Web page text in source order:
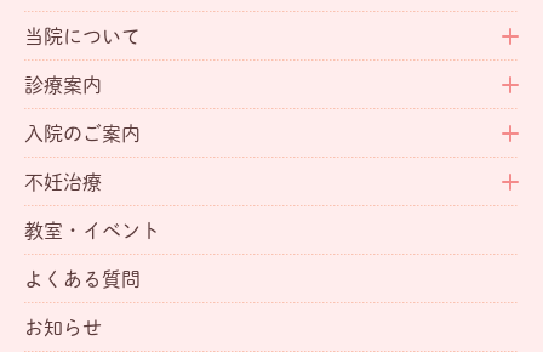
当院について
診療案内
入院のご案内
不妊治療
教室・イベント
よくある質問
お知らせ